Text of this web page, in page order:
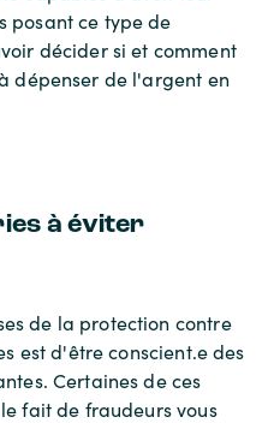
posant ce type de
décider si et comment
dépenser de l'argent en
à éviter
de la protection contre
est d'être conscient.e des
Certaines de ces
fait de fraudeurs vous